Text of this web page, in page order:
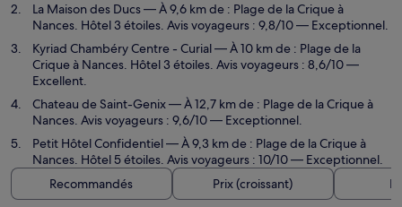
La Maison des Ducs— À 9,6 km de : Plage de la Crique à
Nances. Hôtel 3 étoiles. Avis voyageurs : 9,8/10 — Exceptionnel.
Kyriad Chambéry Centre - Curial— À 10 km de : Plage de la
Crique à Nances. Hôtel 3 étoiles. Avis voyageurs : 8,6/10 —
Excellent.
Chateau de Saint-Genix— À 12,7 km de : Plage de la Crique à
Nances. Avis voyageurs : 9,6/10 — Exceptionnel.
Petit Hôtel Confidentiel— À 9,3 km de : Plage de la Crique à
Nances. Hôtel 5 étoiles. Avis voyageurs : 10/10 — Exceptionnel.
Recommandés
Prix (croissant)